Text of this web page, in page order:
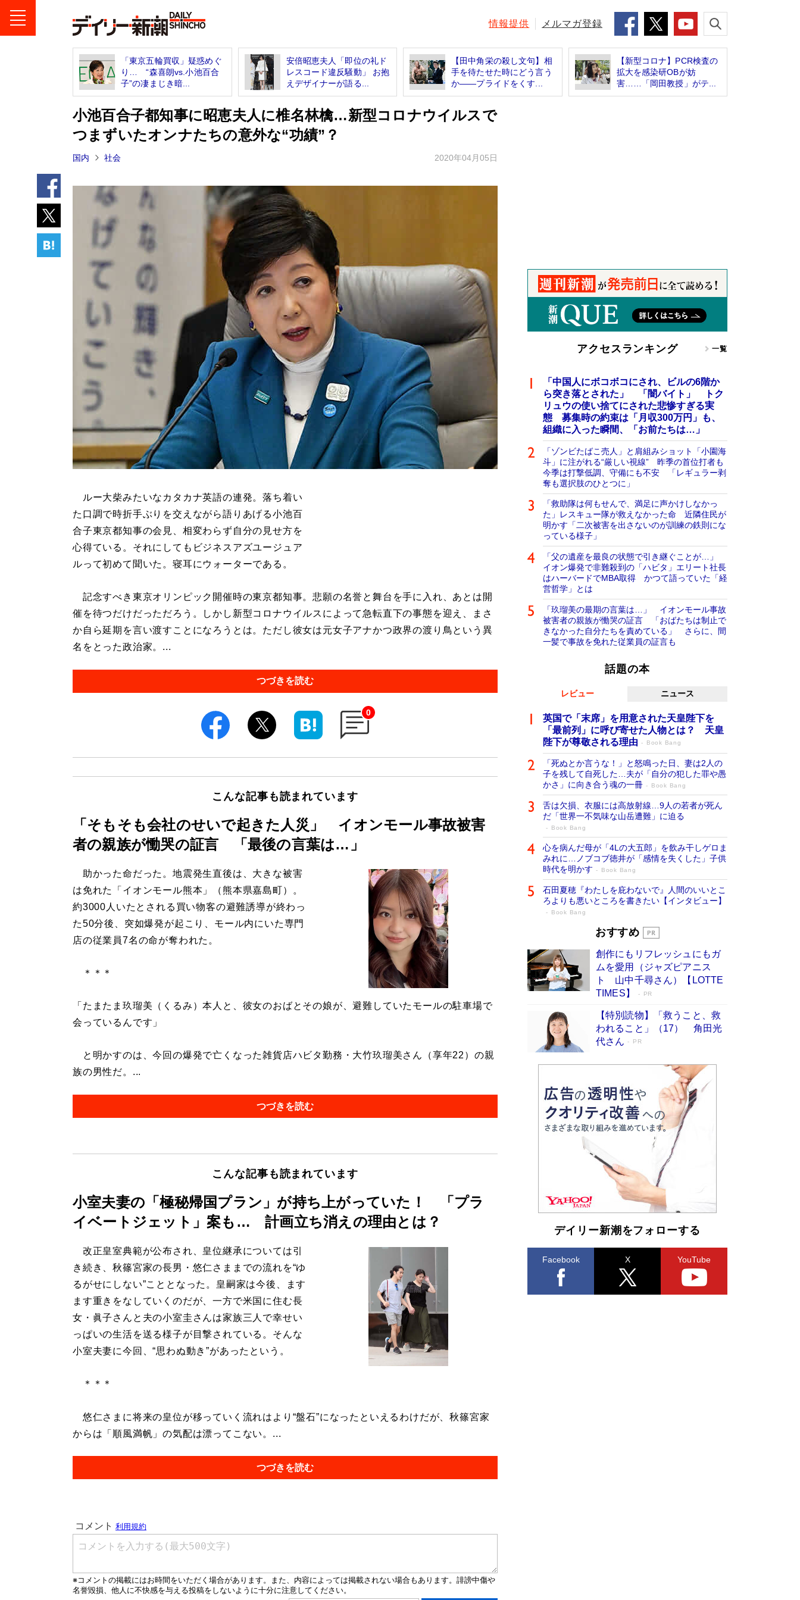
情報提供 メルマガ登録
「東京五輪買収」疑惑めぐ
り… “森喜朗vs.小池百合
子”の凄まじき暗...
安倍昭恵夫人「即位の礼ド
レスコード違反騒動」 お抱
えデザイナーが語る...
【田中角栄の殺し文句】相
手を待たせた時にどう言う
か――プライドをくす...
【新型コロナ】PCR検査の
拡大を感染研OBが妨
害……「岡田教授」がテ...
小池百合子都知事に昭恵夫人に椎名林檎…新型コロナウイルスで
つまずいたオンナたちの意外な“功績”？
国内 社会 2020年04月05日
ルー大柴みたいなカタカナ英語の連発。落ち着い
た口調で時折手ぶりを交えながら語りあげる小池百
合子東京都知事の会見、相変わらず自分の見せ方を
心得ている。それにしてもビジネスアズユージュア
ルって初めて聞いた。寝耳にウォーターである。
記念すべき東京オリンピック開催時の東京都知事。悲願の名誉と舞台を手に入れ、あとは開
催を待つだけだっただろう。しかし新型コロナウイルスによって急転直下の事態を迎え、まさ
か自ら延期を言い渡すことになろうとは。ただし彼女は元女子アナかつ政界の渡り鳥という異
名をとった政治家。...
つづきを読む
0
こんな記事も読まれています
「そもそも会社のせいで起きた人災」 イオンモール事故被害
者の親族が慟哭の証言 「最後の言葉は…」
助かった命だった。地震発生直後は、大きな被害
は免れた「イオンモール熊本」（熊本県嘉島町）。
約3000人いたとされる買い物客の避難誘導が終わっ
た50分後、突如爆発が起こり、モール内にいた専門
店の従業員7名の命が奪われた。
＊＊＊
「たまたま玖瑠美（くるみ）本人と、彼女のおばとその娘が、避難していたモールの駐車場で
会っているんです」
と明かすのは、今回の爆発で亡くなった雑貨店ハビタ勤務・大竹玖瑠美さん（享年22）の親
族の男性だ。...
つづきを読む
こんな記事も読まれています
小室夫妻の「極秘帰国プラン」が持ち上がっていた！ 「プラ
イベートジェット」案も… 計画立ち消えの理由とは？
改正皇室典範が公布され、皇位継承については引
き続き、秋篠宮家の長男・悠仁さままでの流れを“ゆ
るがせにしない”こととなった。皇嗣家は今後、ます
ます重きをなしていくのだが、一方で米国に住む長
女・眞子さんと夫の小室圭さんは家族三人で幸せい
っぱいの生活を送る様子が目撃されている。そんな
小室夫妻に今回、“思わぬ動き”があったという。
＊＊＊
悠仁さまに将来の皇位が移っていく流れはより“盤石”になったといえるわけだが、秋篠宮家
からは「順風満帆」の気配は漂ってこない。...
つづきを読む
アクセスランキング 一覧
「中国人にボコボコにされ、ビルの6階か
ら突き落とされた」 「闇バイト」 トク
リュウの使い捨てにされた悲惨すぎる実
態 募集時の約束は「月収300万円」も、
組織に入った瞬間、「お前たちは…」
「ゾンビたばこ売人」と肩組みショット「小園海
斗」に注がれる“厳しい視線” 昨季の首位打者も
今季は打撃低調、守備にも不安 「レギュラー剥
奪も選択肢のひとつに」
「救助隊は何もせんで、満足に声かけしなかっ
た」レスキュー隊が救えなかった命 近隣住民が
明かす「二次被害を出さないのが訓練の鉄則にな
っている様子」
「父の遺産を最良の状態で引き継ぐことが…」
イオン爆発で非難殺到の「ハビタ」エリート社長
はハーバードでMBA取得 かつて語っていた「経
営哲学」とは
「玖瑠美の最期の言葉は…」 イオンモール事故
被害者の親族が慟哭の証言 「おばたちは制止で
きなかった自分たちを責めている」 さらに、間
一髪で事故を免れた従業員の証言も
話題の本
レビュー ニュース
英国で「末席」を用意された天皇陛下を
「最前列」に呼び寄せた人物とは？ 天皇
陛下が尊敬される理由
Book Bang
「死ぬとか言うな！」と怒鳴った日、妻は2人の
子を残して自死した…夫が「自分の犯した罪や愚
かさ」に向き合う魂の一冊
Book Bang
舌は欠損、衣服には高放射線…9人の若者が死ん
だ「世界一不気味な山岳遭難」に迫る
Book Bang
心を病んだ母が「4Lの大五郎」を飲み干しゲロま
みれに…ノブコブ徳井が「感情を失くした」子供
時代を明かす
Book Bang
石田夏穂『わたしを庇わないで』人間のいいとこ
ろよりも悪いところを書きたい【インタビュー】
Book Bang
73歳でも働くしかない 「老後レス時代」
「なんで？ そんな馬鹿な……」90歳になった作
家・阿刀田高さんが、ひとり暮らしの生活を明か
す
Book Bang
グに『容疑者Xの献身』『白夜行』など代表作が
並ぶ［文庫ベストセラー］
Book Bang
和田秀樹の70代、80代向け新書がベスト3を独
「『火垂るの墓』は、大嘘である」原作者が抱き
続けた“自責の念”とは…「自己憐憫は描きたくな
い」監督が徹底的にこだわったこと（後編） #
戦争の記憶
Book Bang
おすすめ
創作にもリフレッシュにもガ
ムを愛用（ジャズピアニス
ト 山中千尋さん）【LOTTE
TIMES】
PR
【特別読物】「救うこと、救
われること」（17） 角田光
代さん
PR
デイリー新潮をフォローする
Facebook X YouTube